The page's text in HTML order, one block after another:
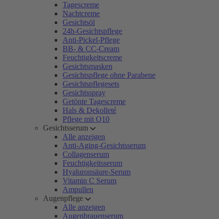
Tagescreme
Nachtcreme
Gesichtsöl
24h-Gesichtspflege
Anti-Pickel-Pflege
BB- & CC-Cream
Feuchtigkeitscreme
Gesichtsmasken
Gesichtspflege ohne Parabene
Gesichtspflegesets
Gesichtsspray
Getönte Tagescreme
Hals & Dekolleté
Pflege mit Q10
Gesichtsserum
Alle anzeigen
Anti-Aging-Gesichtsserum
Collagenserum
Feuchtigkeitsserum
Hyaluronsäure-Serum
Vitamin C Serum
Ampullen
Augenpflege
Alle anzeigen
Augenbrauenserum